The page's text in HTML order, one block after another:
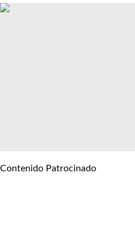
Contenido Patrocinado